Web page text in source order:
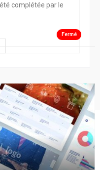
complétée par le
Fermé